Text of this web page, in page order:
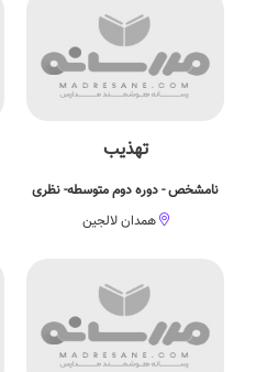
تهذیب
نامشخص - دوره دوم متوسطه- نظری
همدان لالجین